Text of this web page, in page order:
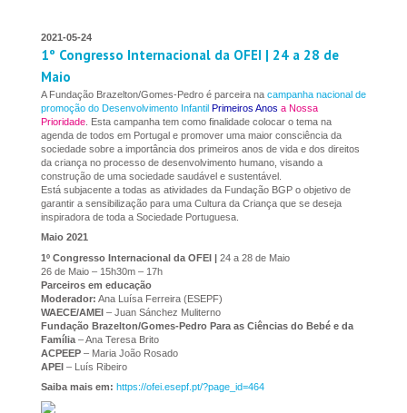
2021-05-24
1º Congresso Internacional da OFEI | 24 a 28 de
Maio
A Fundação Brazelton/Gomes-Pedro é parceira na campanha nacional de
promoção do Desenvolvimento Infantil Primeiros Anos a Nossa
Prioridade . Esta campanha tem como finalidade colocar o tema na
agenda de todos em Portugal e promover uma maior consciência da
sociedade sobre a importância dos primeiros anos de vida e dos direitos
da criança no processo de desenvolvimento humano, visando a
construção de uma sociedade saudável e sustentável.
Está subjacente a todas as atividades da Fundação BGP o objetivo de
garantir a sensibilização para uma Cultura da Criança que se deseja
inspiradora de toda a Sociedade Portuguesa.
Maio 2021
1º Congresso Internacional da OFEI | 24 a 28 de Maio
26 de Maio – 15h30m – 17h
Parceiros em educação
Moderador: Ana Luísa Ferreira (ESEPF)
WAECE/AMEI – Juan Sánchez Muliterno
Fundação Brazelton/Gomes-Pedro Para as Ciências do Bebé e da
Família – Ana Teresa Brito
ACPEEP – Maria João Rosado
APEI – Luís Ribeiro
Saiba mais em: https://ofei.esepf.pt/?page_id=464